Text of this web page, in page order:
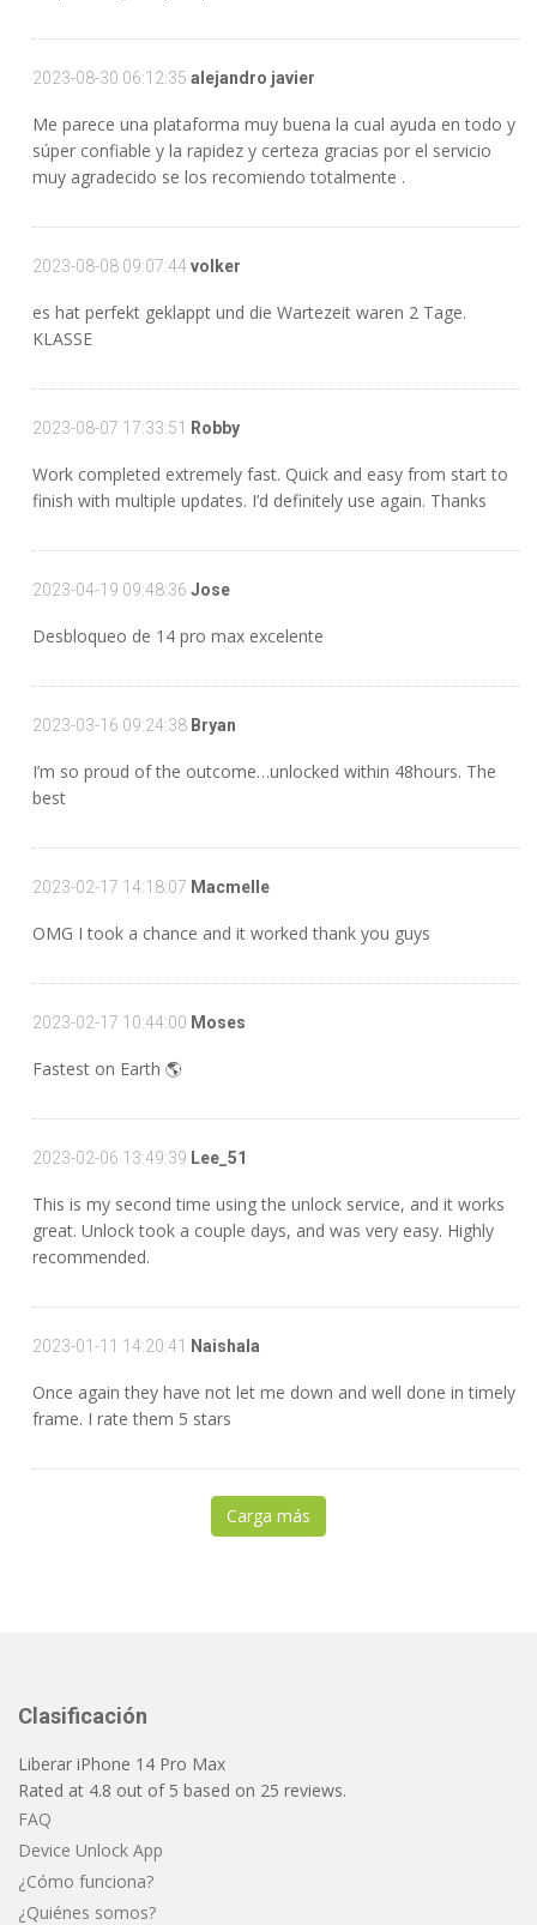
2023-08-30 06:12:35 alejandro javier
Me parece una plataforma muy buena la cual ayuda en todo y
súper confiable y la rapidez y certeza gracias por el servicio
muy agradecido se los recomiendo totalmente .
2023-08-08 09:07:44volker
es hat perfekt geklappt und die Wartezeit waren 2 Tage.
KLASSE
2023-08-07 17:33:51 Robby
Work completed extremely fast. Quick and easy from start to
finish with multiple updates. I’d definitely use again. Thanks
2023-04-19 09:48:36 Jose
Desbloqueo de 14 pro max excelente
2023-03-16 09:24:38 Bryan
I’m so proud of the outcome…unlocked within 48hours. The
best
2023-02-17 14:18:07 Macmelle
OMG I took a chance and it worked thank you guys
2023-02-17 10:44:00 Moses
Fastest on Earth 🌎
2023-02-06 13:49:39 Lee_51
This is my second time using the unlock service, and it works
great. Unlock took a couple days, and was very easy. Highly
recommended.
2023-01-11 14:20:41 Naishala
Once again they have not let me down and well done in timely
frame. I rate them 5 stars
Carga más
Clasificación
Liberar iPhone 14 Pro Max
Rated at 4.8 out of 5 based on 25 reviews.
FAQ
Device Unlock App
¿Cómo funciona?
¿Quiénes somos?